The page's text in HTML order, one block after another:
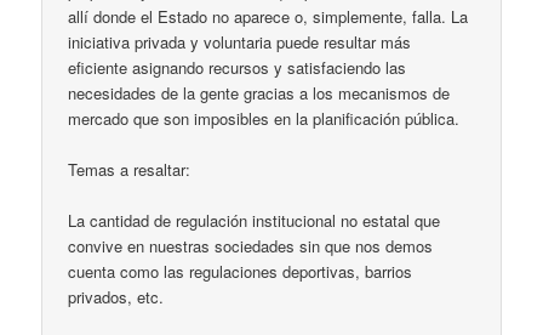
allí donde el Estado no aparece o, simplemente, falla. La
iniciativa privada y voluntaria puede resultar más
eficiente asignando recursos y satisfaciendo las
necesidades de la gente gracias a los mecanismos de
mercado que son imposibles en la planificación pública.
Temas a resaltar:
La cantidad de regulación institucional no estatal que
convive en nuestras sociedades sin que nos demos
cuenta como las regulaciones deportivas, barrios
privados, etc.